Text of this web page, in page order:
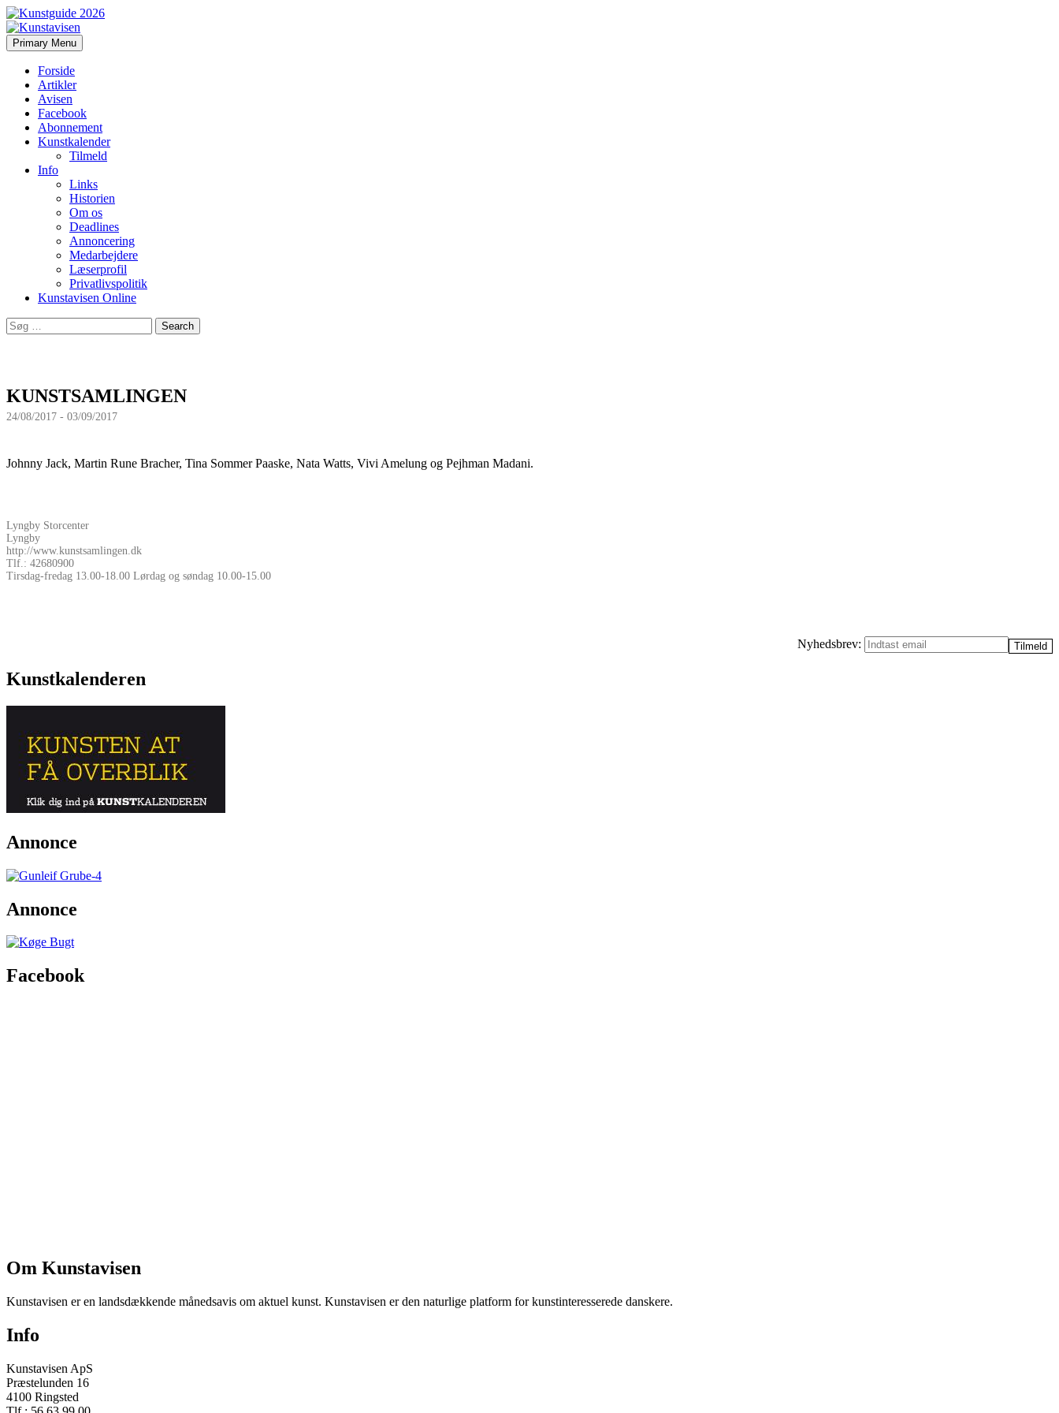
Kunstavisen
Search
Primary Menu Skip
to
Forside
Artikler
Avisen
Facebook
Abonnement
Kunstkalender
Tilmeld
Info
Links
Historien
Om os
Deadlines
Annoncering
Medarbejdere
Læserprofil
Privatlivspolitik
Kunstavisen Online
Search
for:
KUNSTSAMLINGEN
24/08/2017 - 03/09/2017
Johnny Jack, Martin Rune Bracher, Tina Sommer Paaske, Nata Watts, Vivi Amelung og Pejhman Madani.
Lyngby Storcenter
Lyngby
http://www.kunstsamlingen.dk
Tlf.: 42680900
Tirsdag-fredag 13.00-18.00 Lørdag og søndag 10.00-15.00
Nyhedsbrev:
Kunstkalenderen
Annonce
Annonce
Facebook
Om Kunstavisen
Kunstavisen er en landsdækkende månedsavis om aktuel kunst. Kunstavisen er den naturlige platform for kunstinteresserede danskere.
Info
Kunstavisen ApS
Præstelunden 16
4100 Ringsted